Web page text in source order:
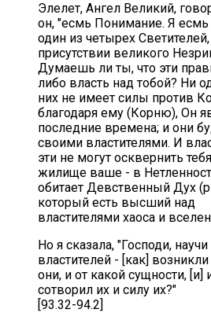
Элелет, Ангел Великий,
он, "есмь Понимание. Я есмь
один из четырех
присутствии великого
Думаешь ли ты, что эти
либо власть над тобой? Ни
них не имеет силы против
благодаря ему (Корню), Он
последние времена; и они
своими властителями. И
эти не могут осквернить
жилище ваше - в
обитает Девственный Дух
который есть высший над
властителями хаоса и
Но я сказала, "Господи,
властителей - [как] возникли
они, и от какой сущности, [и]
сотворил их и силу их?"
[93.32-94.2]